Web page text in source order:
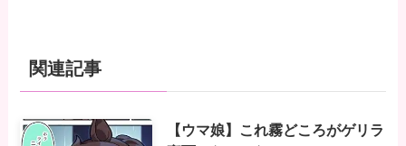
関連記事
【ウマ娘】これ霧どころがゲリラ